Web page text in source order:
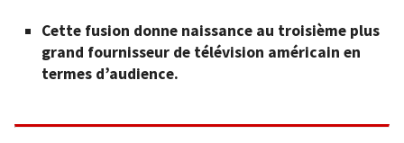
Cette fusion donne naissance au troisième plus
grand fournisseur de télévision américain en
termes d’audience.